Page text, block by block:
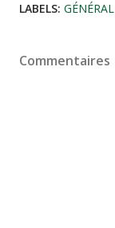
LABELS: GÉNÉRAL
Commentaires